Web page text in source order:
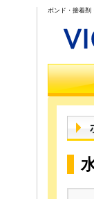
ボンド・接着剤